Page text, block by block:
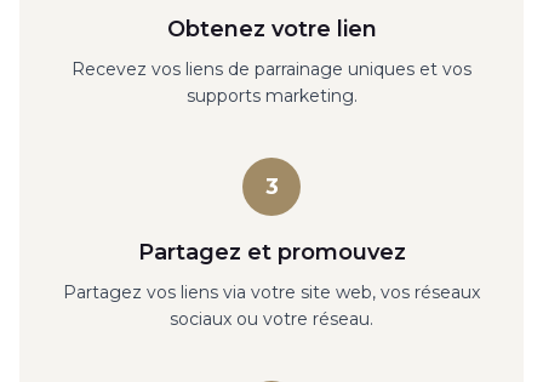
Obtenez votre lien
Recevez vos liens de parrainage uniques et vos
supports marketing.
3
Partagez et promouvez
Partagez vos liens via votre site web, vos réseaux
sociaux ou votre réseau.